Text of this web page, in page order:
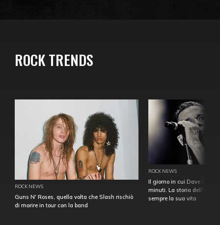
ROCK TRENDS
ROCK NEWS
Guns N' Roses, quella volta che Slash rischiò
di morire in tour con la band
ROCK NEWS
Il giorno in cui Dave
minuti. La storia
sempre la sua vita